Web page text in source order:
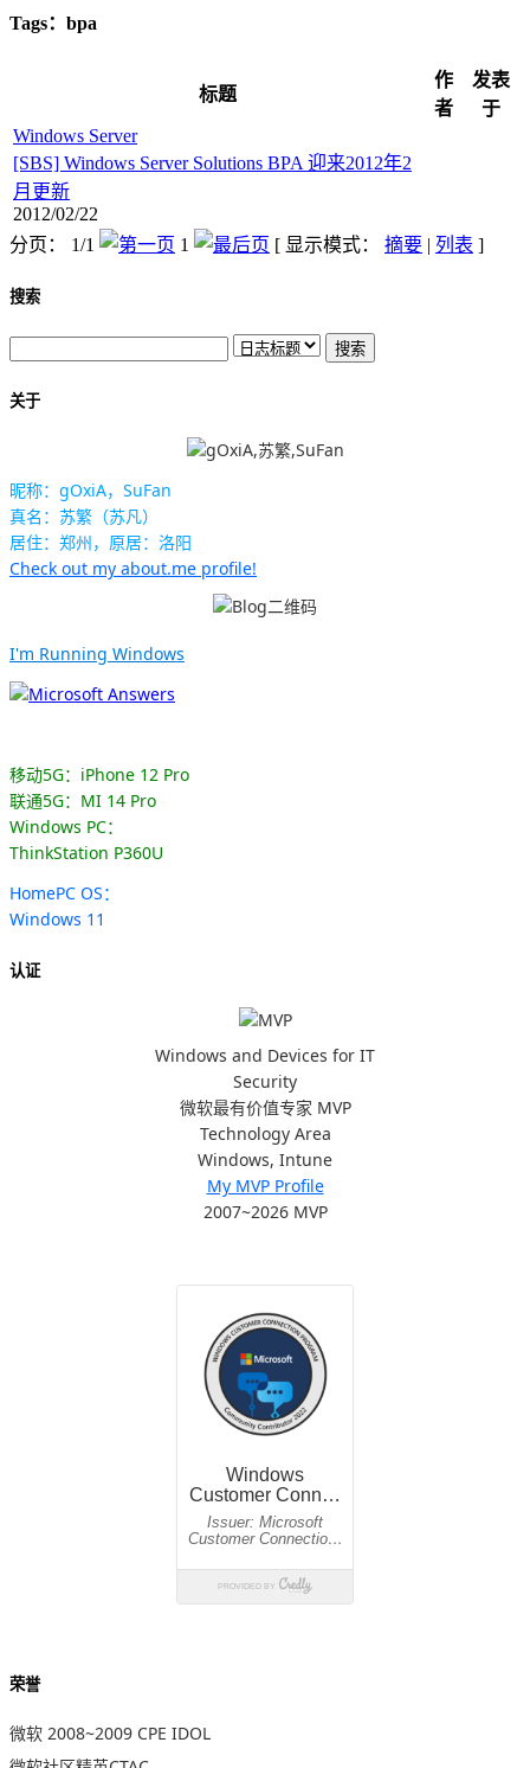
Tags：bpa
标题
作
者
发表
于
Windows Server
[SBS] Windows Server Solutions BPA 迎来2012年2
月更新
2012/02/22
分页： 1/1
1 [ 显示模式： 摘要 | 列表 ]
搜索
关于
昵称：gOxiA，SuFan
真名：苏繁（苏凡）
居住：郑州，原居：洛阳
Check out my about.me profile!
I'm Running Windows
移动5G：iPhone 12 Pro
联通5G：MI 14 Pro
Windows PC：
ThinkStation P360U
HomePC OS：
Windows 11
认证
Windows and Devices for IT
Security
微软最有价值专家 MVP
Technology Area
Windows, Intune
My MVP Profile
2007~2026 MVP
荣誉
微软 2008~2009 CPE IDOL